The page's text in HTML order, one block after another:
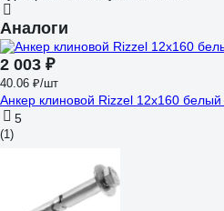
Аналоги
2 003 ₽
40.06 ₽/шт
Анкер клиновой Rizzel 12x160
5
(1)